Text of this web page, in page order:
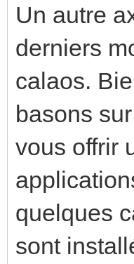
Un autre
derniers
calaos.
basons
vous offrir
quelques
sont